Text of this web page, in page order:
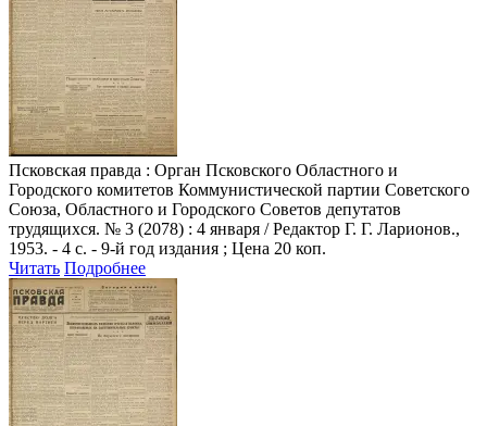
Псковская правда : Орган Псковского Областного и
Городского комитетов Коммунистической партии Советского
Союза, Областного и Городского Советов депутатов
трудящихся. № 3 (2078) : 4 января / Редактор Г. Г. Ларионов.,
1953. - 4 с. - 9-й год издания ; Цена 20 коп.
Читать Подробнее